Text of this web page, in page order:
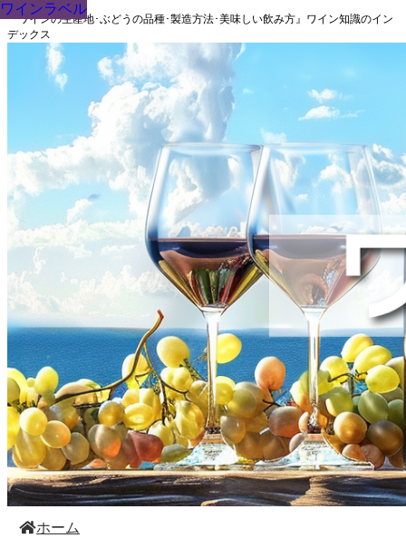
『ワインの生産地･ぶどうの品種･製造方法･美味しい飲み方』ワイン知識のイン
デックス
ホーム
ワインラベル
ワインラベル
ワインラベル
ワインラベル
ワインラベル
ワインラベル
ワインラベル
ワインラベル
ワインラベル